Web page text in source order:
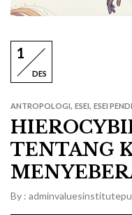
1
DES
ANTROPOLOGI, ESEI, ESEI
TENTANG
By :